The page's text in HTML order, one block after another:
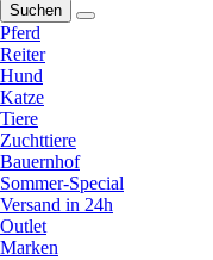
Suchen
Pferd
Reiter
Hund
Katze
Tiere
Zuchttiere
Bauernhof
Sommer-Special
Versand in 24h
Outlet
Marken